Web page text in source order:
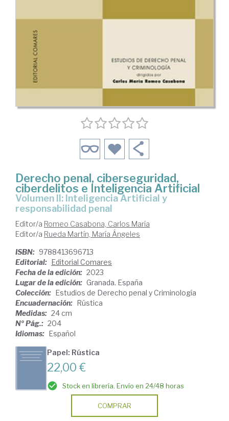
Derecho penal, ciberseguridad,
ciberdelitos e Inteligencia Artificial
Volumen II: Inteligencia Artificial y
responsabilidad penal
Editor/a Romeo Casabona, Carlos María
Editor/a Rueda Martín, María Ángeles
ISBN: 9788413696713
Editorial: Editorial Comares
Fecha de la edición: 2023
Lugar de la edición: Granada. España
Colección: Estudios de Derecho penal y Criminología
Encuadernación: Rústica
Medidas: 24 cm
Nº Pág.: 204
Idiomas: Español
Papel: Rústica
22,00 €
Stock en librería. Envío en 24/48 horas
COMPRAR